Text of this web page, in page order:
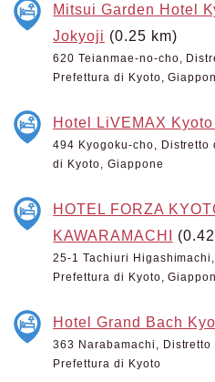
Mitsui Garden Hotel
Jokyoji (0.25 km)
620 Teianmae-no-cho,
Prefettura di Kyoto,
Hotel LiVEMAX
494 Kyogoku-cho, Distretto
di Kyoto, Giappone
HOTEL FORZA
KAWARAMACHI
25-1 Tachiuri
Prefettura di Kyoto,
Hotel Grand Bach
363 Narabamachi,
Prefettura di Kyoto